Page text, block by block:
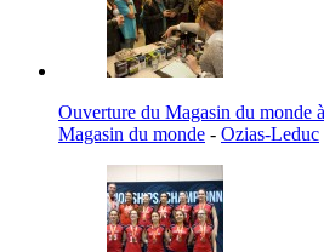
Ouverture du Magasin du monde
Magasin du monde - Ozias-Leduc